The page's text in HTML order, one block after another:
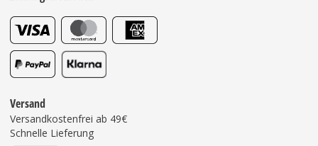
Versand
Versandkostenfrei ab 49€
Schnelle Lieferung